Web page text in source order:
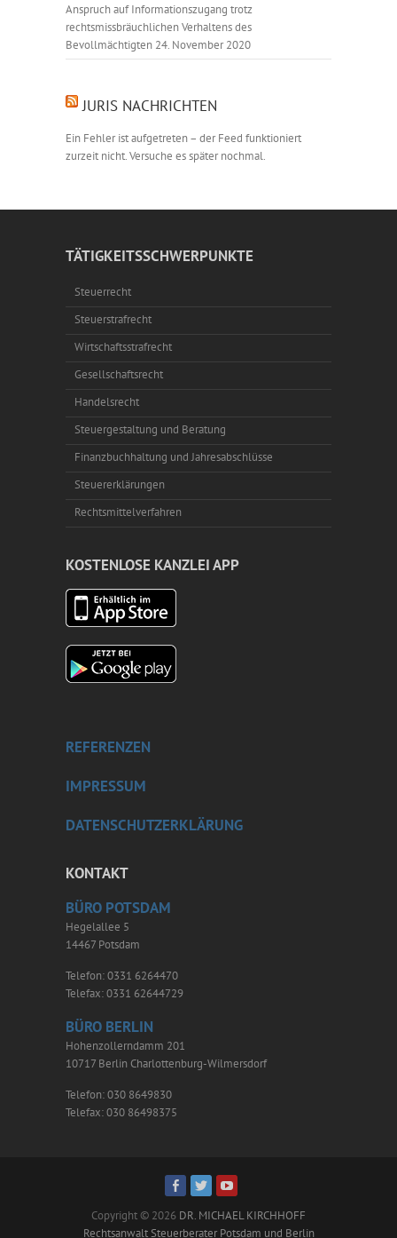
Anspruch auf Informationszugang trotz
rechtsmissbräuchlichen Verhaltens des
Bevollmächtigten 24. November 2020
JURIS NACHRICHTEN
Ein Fehler ist aufgetreten – der Feed funktioniert
zurzeit nicht. Versuche es später nochmal.
TÄTIGKEITSSCHWERPUNKTE
Steuerrecht
Steuerstrafrecht
Wirtschaftsstrafrecht
Gesellschaftsrecht
Handelsrecht
Steuergestaltung und Beratung
Finanzbuchhaltung und Jahresabschlüsse
Steuererklärungen
Rechtsmittelverfahren
KOSTENLOSE KANZLEI APP
REFERENZEN
IMPRESSUM
DATENSCHUTZERKLÄRUNG
KONTAKT
BÜRO POTSDAM
Hegelallee 5
14467 Potsdam
Telefon: 0331 6264470
Telefax: 0331 62644729
BÜRO BERLIN
Hohenzollerndamm 201
10717 Berlin Charlottenburg-Wilmersdorf
Telefon: 030 8649830
Telefax: 030 86498375
Copyright © 2026 DR. MICHAEL KIRCHHOFF
Rechtsanwalt Steuerberater Potsdam und Berlin